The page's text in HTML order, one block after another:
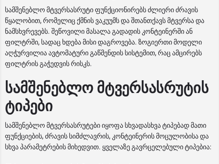
სამშენებლო მტვერსასრუტი ფუნქციონირებს ძლიერი ძრავის
წყალობით, რომელიც ქმნის ვაკუუმს და შთანთქავს მტვერსა და
ნამსხვრევებს. შეწოვილი მასალა გადადის კონტეინერში ან
ფილტრში, სადაც ხდება მისი დაგროვება. ზოგიერთი მოდელი
აღჭურვილია ავტომატური გაწმენდის სისტემით, რაც ამცირებს
ფილტრის გაჭედვის რისკს.
სამშენებლო მტვერსასრუტის
ტიპები
სამშენებლო მტვერსასრუტები იყოფა სხვადასხვა ტიპებად მათი
ფუნქციების, ძრავის სიმძლავრის, კონტეინერის მოცულობისა და
სხვა პარამეტრების მიხედვით. ყველაზე გავრცელებული ტიპებია: